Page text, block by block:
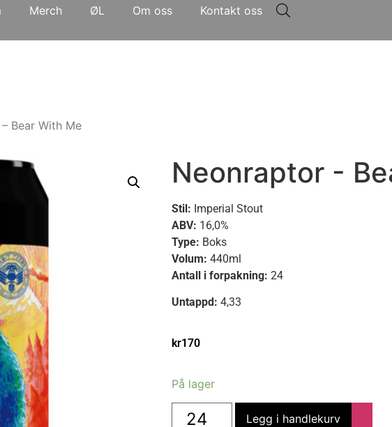
Merch ØL Om oss Kontakt oss
Bear With Me
Neonraptor -
Stil: Imperial Stout
ABV: 16,0%
Type: Boks
Volum: 440ml
Antall i forpakning: 24
Untappd: 4,33
kr170
På lager
Legg i handlekurv